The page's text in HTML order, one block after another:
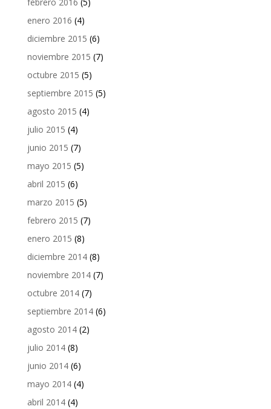
febrero 2016 (5)
enero 2016 (4)
diciembre 2015 (6)
noviembre 2015 (7)
octubre 2015 (5)
septiembre 2015 (5)
agosto 2015 (4)
julio 2015 (4)
junio 2015 (7)
mayo 2015 (5)
abril 2015 (6)
marzo 2015 (5)
febrero 2015 (7)
enero 2015 (8)
diciembre 2014(8)
noviembre 2014(7)
octubre 2014(7)
septiembre 2014(6)
agosto 2014(2)
julio 2014(8)
junio 2014(6)
mayo 2014(4)
abril 2014(4)